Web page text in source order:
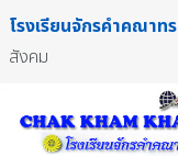
โรงเรียนจักรคำคณาทร
สังคม